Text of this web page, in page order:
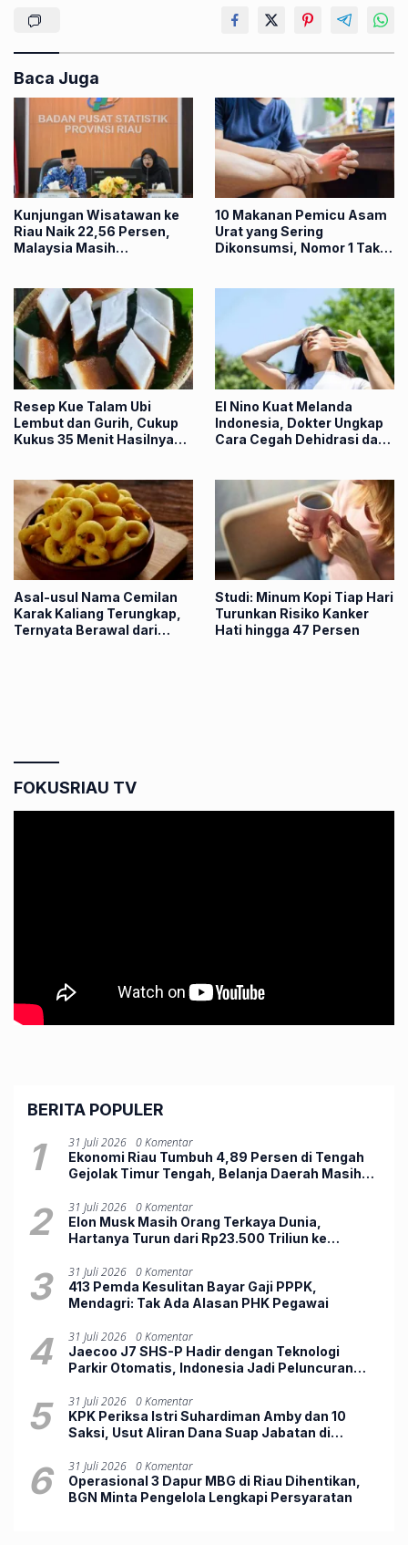
Baca Juga
Kunjungan Wisatawan ke
Riau Naik 22,56 Persen,
Malaysia Masih
10 Makanan Pemicu Asam
Urat yang Sering
Dikonsumsi, Nomor 1 Tak
Resep Kue Talam Ubi
Lembut dan Gurih, Cukup
Kukus 35 Menit Hasilnya
El Nino Kuat Melanda
Indonesia, Dokter Ungkap
Cara Cegah Dehidrasi dan
Asal-usul Nama Cemilan
Karak Kaliang Terungkap,
Ternyata Berawal dari
Studi: Minum Kopi Tiap Hari
Turunkan Risiko Kanker
Hati hingga 47 Persen
FOKUSRIAU TV
BERITA POPULER
1 31 Juli 2026 0 Komentar
Ekonomi Riau Tumbuh 4,89 Persen di Tengah
Gejolak Timur Tengah, Belanja Daerah Masih
2 31 Juli 2026 0 Komentar
Elon Musk Masih Orang Terkaya Dunia,
Hartanya Turun dari Rp23.500 Triliun ke
3 31 Juli 2026 0 Komentar
413 Pemda Kesulitan Bayar Gaji PPPK,
Mendagri: Tak Ada Alasan PHK Pegawai
4 31 Juli 2026 0 Komentar
Jaecoo J7 SHS-P Hadir dengan Teknologi
Parkir Otomatis, Indonesia Jadi Peluncuran
5 31 Juli 2026 0 Komentar
KPK Periksa Istri Suhardiman Amby dan 10
Saksi, Usut Aliran Dana Suap Jabatan di
6 31 Juli 2026 0 Komentar
Operasional 3 Dapur MBG di Riau Dihentikan,
BGN Minta Pengelola Lengkapi Persyaratan